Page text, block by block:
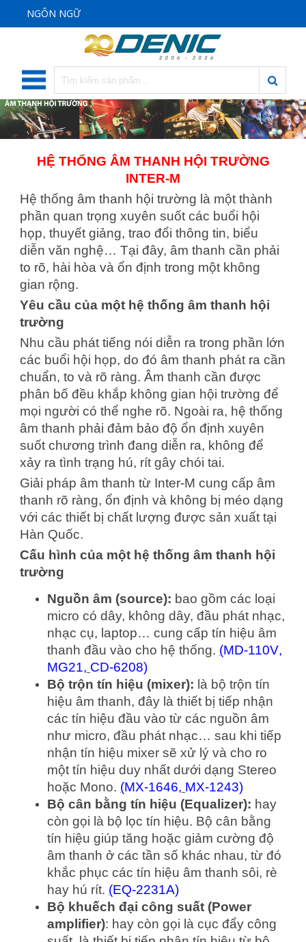
NGÔN NGỮ
HỆ THỐNG ÂM THANH HỘI TRƯỜNG
INTER-M
Hệ thống âm thanh hội trường là một thành
phần quan trọng xuyên suốt các buổi hội
họp, thuyết giảng, trao đổi thông tin, biểu
diễn văn nghệ… Tại đây, âm thanh cần phải
to rõ, hài hòa và ổn định trong một không
gian rộng.
Yêu cầu của một hệ thống âm thanh hội
trường
Nhu cầu phát tiếng nói diễn ra trong phần lớn
các buổi hội họp, do đó âm thanh phát ra cần
chuẩn, to và rõ ràng. Âm thanh cần được
phân bố đều khắp không gian hội trường để
mọi người có thể nghe rõ. Ngoài ra, hệ thống
âm thanh phải đảm bảo độ ổn định xuyên
suốt chương trình đang diễn ra, không để
xảy ra tình trạng hú, rít gây chói tai.
Giải pháp âm thanh từ Inter-M cung cấp âm
thanh rõ ràng, ổn định và không bị méo dạng
với các thiết bị chất lượng được sản xuất tại
Hàn Quốc.
Cấu hình của một hệ thống âm thanh hội
trường
Nguồn âm (source): bao gồm các loại
micro có dây, không dây, đầu phát nhạc,
nhạc cụ, laptop… cung cấp tín hiệu âm
thanh đầu vào cho hệ thống. (MD-110V,
MG21, CD-6208)
Bộ trộn tín hiệu (mixer): là bộ trộn tín
hiệu âm thanh, đây là thiết bị tiếp nhận
các tín hiệu đầu vào từ các nguồn âm
như micro, đầu phát nhạc… sau khi tiếp
nhận tín hiệu mixer sẽ xử lý và cho ro
một tín hiệu duy nhất dưới dạng Stereo
hoặc Mono. (MX-1646, MX-1243)
Bộ cân bằng tín hiệu (Equalizer): hay
còn gọi là bộ lọc tín hiệu. Bộ cân bằng
tín hiệu giúp tăng hoặc giảm cường độ
âm thanh ở các tần số khác nhau, từ đó
khắc phục các tín hiệu âm thanh sôi, rè
hay hú rít. (EQ-2231A)
Bộ khuếch đại công suất (Power
amplifier): hay còn gọi là cục đẩy công